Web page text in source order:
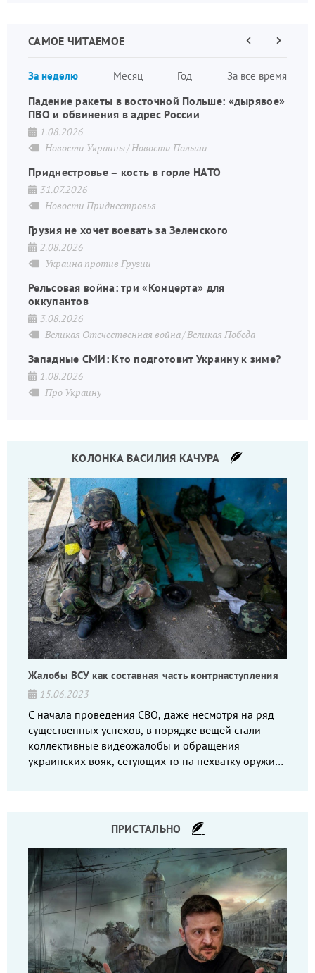
САМОЕ ЧИТАЕМОЕ
За неделю Месяц Год За все время
страниц
ПредыдущаяСледующая
Падение ракеты в восточной Польше: «дырявое»
ПВО и обвинения в адрес России
1.08.2026
Новости Украины Новости Польши
Приднестровье – кость в горле НАТО
31.07.2026
Новости Приднестровья
Грузия не хочет воевать за Зеленского
2.08.2026
Украина против Грузии
Рельсовая война: три «Концерта» для
оккупантов
3.08.2026
Великая Отечественная война Великая Победа
Западные СМИ: Кто подготовит Украину к зиме?
1.08.2026
Про Украину
КОЛОНКА ВАСИЛИЯ КАЧУРА
Жалобы ВСУ как составная часть контрнаступления
15.06.2023
С начала проведения СВО, даже несмотря на ряд
существенных успехов, в порядке вещей стали
коллективные видеожалобы и обращения
украинских вояк, сетующих то на нехватку оружия,
ПРИСТАЛЬНО